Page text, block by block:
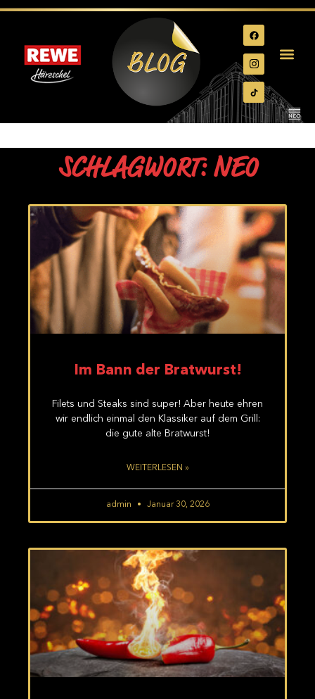
SCHLAGWORT: NEO
Im Bann der Bratwurst!
Filets und Steaks sind super! Aber heute ehren
wir endlich einmal den Klassiker auf dem Grill:
die gute alte Bratwurst!
WEITERLESEN »
admin Januar 30, 2026